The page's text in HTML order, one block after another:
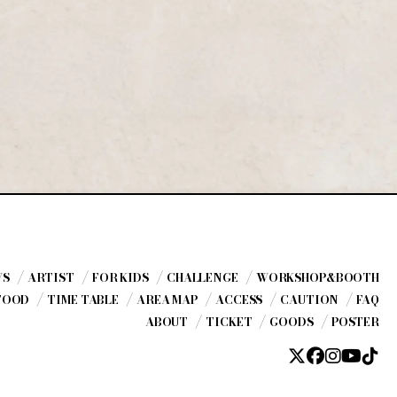
ARTIST FOR KIDS CHALLENGE WORKSHOP&BOOTH
TIME TABLE AREA MAP ACCESS CAUTION
FAQ
ABOUT
TICKET GOODS POSTER